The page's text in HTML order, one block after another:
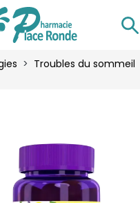
Troubles du sommeil